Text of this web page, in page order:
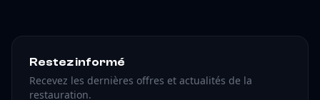
Restez informé
Recevez les dernières offres et actualités de la
restauration.